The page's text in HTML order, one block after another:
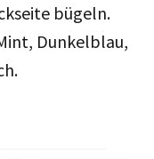
bügeln.
Dunkelblau,